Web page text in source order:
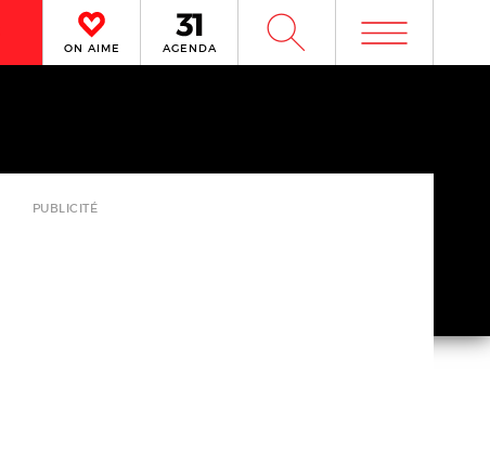
ON AIME AGENDA W m
PUBLICITÉ